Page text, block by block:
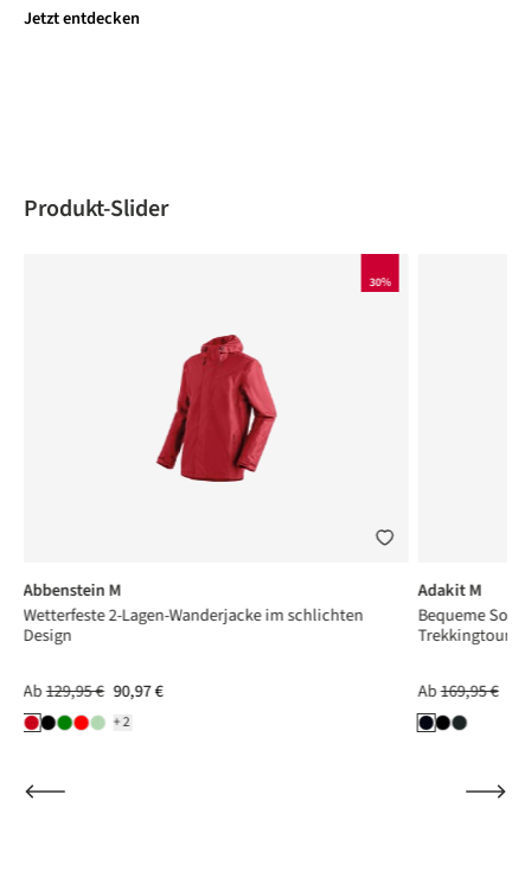
Jetzt entdecken
Produktgalerie überspringen
Produkt-Slider
30%
+2
Abbenstein M
Wetterfeste 2-Lagen-Wanderjacke im schlichten
Design
Ab129,95 € 90,97 €
Adakit M
Bequeme
Trekkingtouren
Ab169,95 €